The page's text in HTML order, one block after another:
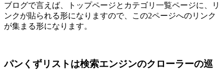
ブログで言えば、トップページとカテゴリ一覧ページに、リ
ンクが貼られる形になりますので、この2ページへのリンク
が集まる形になります。
パンくずリストは検索エンジンのクローラーの巡